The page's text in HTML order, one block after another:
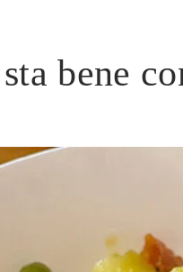
bene